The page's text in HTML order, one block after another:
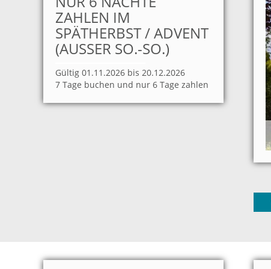
ZAHLEN IM
SPÄTHERBST / ADVENT
(AUSSER SO.-SO.)
Gültig 01.11.2026 bis 20.12.2026
7 Tage buchen und nur 6 Tage zahlen